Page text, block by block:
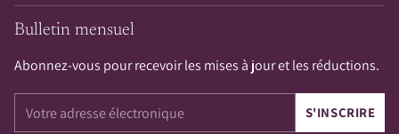
Bulletin mensuel
Abonnez-vous pour recevoir les mises à jour et les réductions.
adresse
S'INSCRIRE